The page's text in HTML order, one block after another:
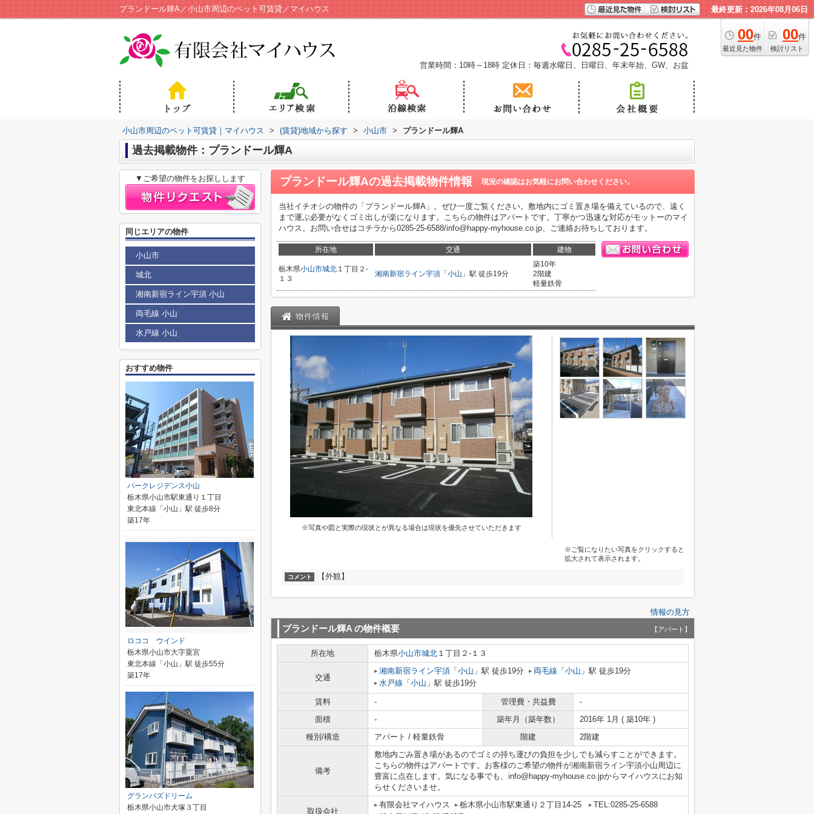
プランドール輝A／小山市周辺のペット可賃貸／マイハウス 最終更新：2026年08月06日
00件
最近見た物件
00件
検討リスト
営業時間：10時～18時 定休日：毎週水曜日、日曜日、年末年始、GW、お盆
小山市周辺のペット可賃貸｜マイハウス > (賃貸)地域から探す > 小山市 > プランドール輝A
過去掲載物件：プランドール輝A
プランドール輝Aの過去掲載物件情報 現況の確認はお気軽にお問い合わせください。
当社イチオシの物件の「プランドール輝A」。ぜひ一度ご覧ください。敷地内にゴミ置き場を備えているので、遠く
まで運ぶ必要がなくゴミ出しが楽になります。こちらの物件はアパートです。丁寧かつ迅速な対応がモットーのマイ
ハウス。お問い合せはコチラから0285-25-6588/info@happy-myhouse.co.jp、ご連絡お待ちしております。
所在地 交通 建物
栃木県小山市城北 １丁目２-
１３
湘南新宿ライン宇須 「 小山 」駅 徒歩19分
築10年
2階建
軽量鉄骨
物件情報
※写真や図と実際の現状とが異なる場合は現状を優先させていただきます
※ご覧になりたい写真をクリックすると
拡大されて表示されます。
コメント 【外観】
情報の見方
プランドール輝A の物件概要 【アパート】
所在地 栃木県小山市城北 １丁目２-１３
交通
湘南新宿ライン宇須 「 小山 」駅 徒歩19分 両毛線 「 小山 」駅 徒歩19分
水戸線 「 小山 」駅 徒歩19分
賃料 - 管理費・共益費
-
面積
- 築年月（築年数）
2016年 1月 ( 築10年 )
種別/構造
アパート / 軽量鉄骨 階建 2階建
備考
敷地内ごみ置き場があるのでゴミの持ち運びの負担を少しでも減らすことができます。
こちらの物件はアパートです。お客様のご希望の物件が湘南新宿ライン宇須小山周辺に
豊富に点在します。気になる事でも、info@happy-myhouse.co.jpからマイハウスにお知
らせくださいませ。
取扱会社
有限会社マイハウス 栃木県小山市駅東通り２丁目14-25
TEL:0285-25-6588
▼ご希望の物件をお探しします
同じエリアの物件
小山市
城北
湘南新宿ライン宇須 小山
両毛線 小山
水戸線 小山
おすすめ物件
パークレジデンス小山
栃木県小山市駅東通り１丁目
東北本線「小山」駅 徒歩8分
築17年
ロココ ウインド
栃木県小山市大字粟宮
東北本線「小山」駅 徒歩55分
築17年
グランパズドリーム
栃木県小山市犬塚３丁目